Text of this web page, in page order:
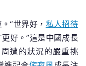
“世界好， 私人招待
好。”這是中國成長
遭的狀況的嚴重挑